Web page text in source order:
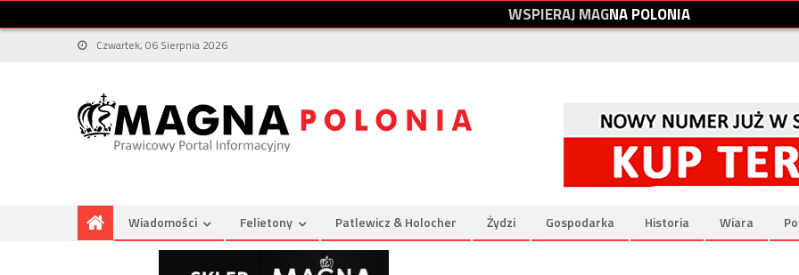
WSPIERAJMAGNAPOLONIA
Czwartek, 06 Sierpnia 2026
Wiadomości Felietony Patlewicz & Holocher Żydzi Gospodarka Historia Wiara